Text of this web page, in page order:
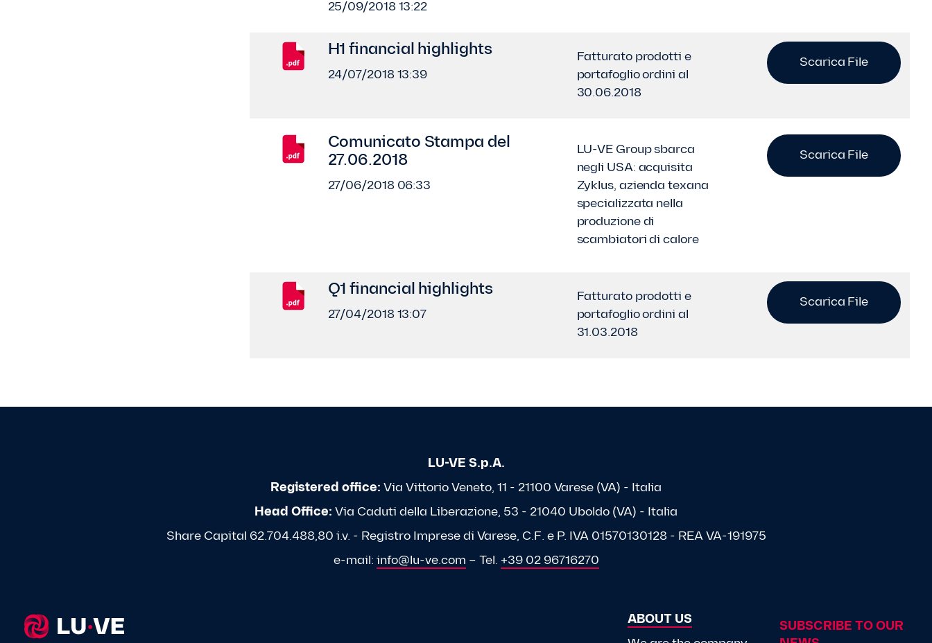
25/09/2018 13:22
H1 financial highlights
24/07/2018 13:39
Fatturato prodotti e
portafoglio ordini al
30.06.2018
Scarica File
Comunicato Stampa del
27.06.2018
27/06/2018 06:33
LU-VE Group sbarca
negli USA: acquisita
Zyklus, azienda texana
specializzata nella
produzione di
scambiatori di calore
Scarica File
Q1 financial highlights
27/04/2018 13:07
Fatturato prodotti e
portafoglio ordini al
31.03.2018
Scarica File
LU-VE S.p.A.
Registered office: Via Vittorio Veneto, 11 - 21100 Varese (VA) - Italia
Head Office: Via Caduti della Liberazione, 53 - 21040 Uboldo (VA) - Italia
Share Capital 62.704.488,80 i.v. - Registro Imprese di Varese, C.F. e P. IVA 01570130128 - REA VA-191975
e-mail: info@lu-ve.com – Tel. +39 02 96716270
ABOUT US
SUBSCRIBE TO OUR